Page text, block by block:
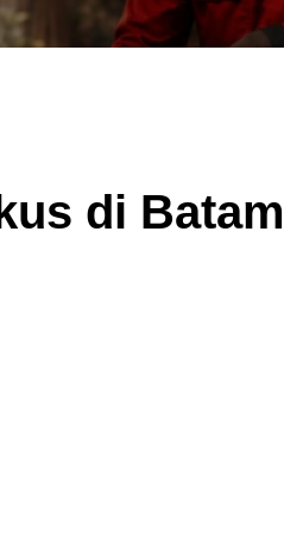
di Batam